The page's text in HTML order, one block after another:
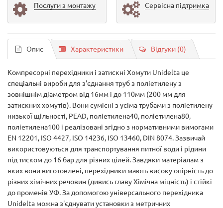
Послуги з монтажу Сервісна підтримка
Опис Характеристики Відгуки (0)
Компресорні перехідники і затискні Хомути Unidelta це
спеціальні вироби для з'єднання труб з поліетилену з
зовнішнім діаметром від 16мм і до 110мм (200 мм для
затискних хомутів). Вони сумісні з усіма трубами з поліетилену
низької щільності, PEAD, поліетилена40, поліетилена80,
поліетилена100 і реалізовані згідно з нормативними вимогами
EN 12201, ISO 4427, ISO 14236, ISO 13460, DIN 8074. Зазвичай
використовуються для транспортування питної води і рідини
під тиском до 16 бар для різних цілей. Завдяки матеріалам з
яких вони виготовлені, перехідники мають високу опірність до
різних хімічних речовин (дивись главу Хімічна міцність) і стійкі
до променів УФ. За допомогою універсального перехідника
Unidelta можна з'єднувати установки з метричних